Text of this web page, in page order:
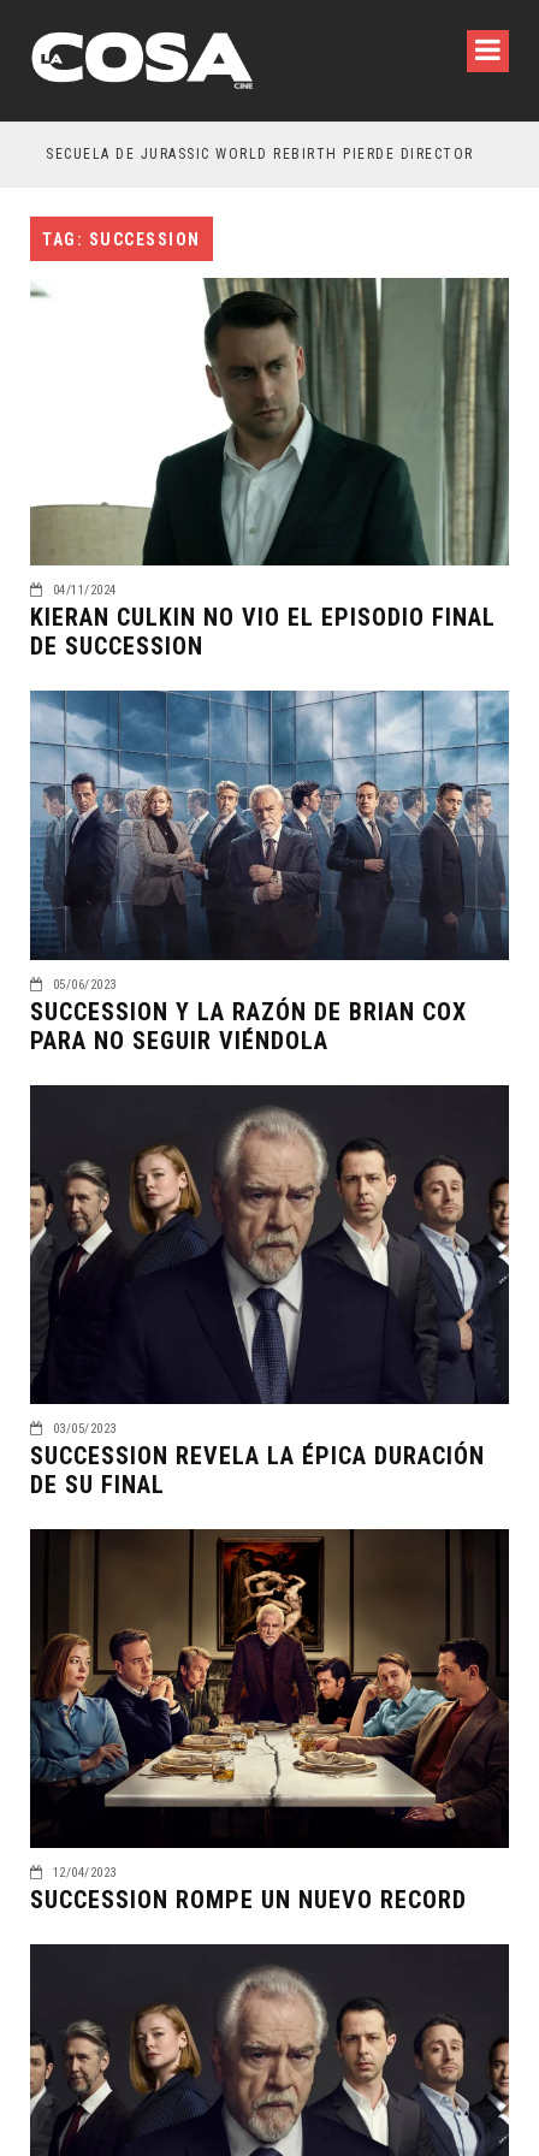
SECUELA DE JURASSIC WORLD REBIRTH PIERDE DIRECTOR
TAG: SUCCESSION
04/11/2024
KIERAN CULKIN NO VIO EL EPISODIO FINAL
DE SUCCESSION
05/06/2023
SUCCESSION Y LA RAZÓN DE BRIAN COX
PARA NO SEGUIR VIÉNDOLA
03/05/2023
SUCCESSION REVELA LA ÉPICA DURACIÓN
DE SU FINAL
12/04/2023
SUCCESSION ROMPE UN NUEVO RECORD